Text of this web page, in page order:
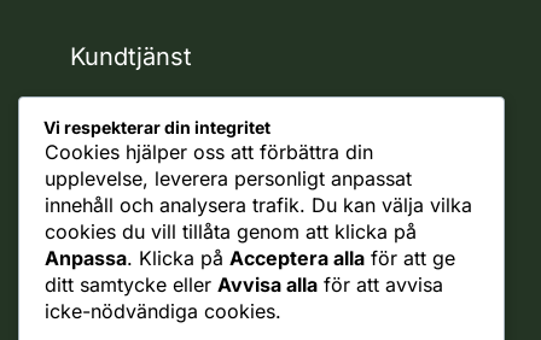
Kundtjänst
Reklamationer
Ångra Köp
Rättsligt
Ångerrätt
Integritetspolicy
Allmänna villkor
Cookie policy
Vi respekterar din integritet
Cookies hjälper oss att förbättra din
upplevelse, leverera personligt anpassat
innehåll och analysera trafik. Du kan välja vilka
cookies du vill tillåta genom att klicka på
Anpassa. Klicka på Acceptera alla för att ge
ditt samtycke eller Avvisa alla för att avvisa
icke-nödvändiga cookies.